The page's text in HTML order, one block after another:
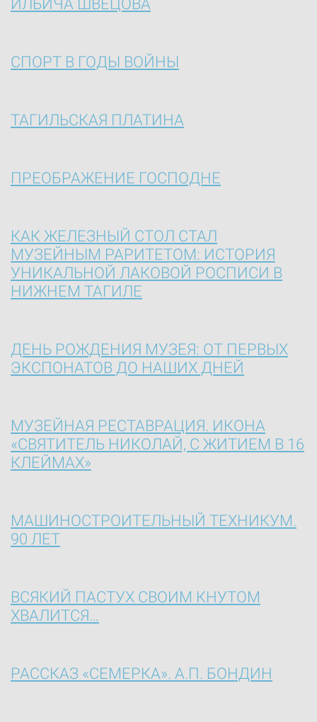
ИЛЬИЧА ШВЕЦОВА
СПОРТ В ГОДЫ ВОЙНЫ
ТАГИЛЬСКАЯ ПЛАТИНА
ПРЕОБРАЖЕНИЕ ГОСПОДНЕ
КАК ЖЕЛЕЗНЫЙ СТОЛ СТАЛ
МУЗЕЙНЫМ РАРИТЕТОМ: ИСТОРИЯ
УНИКАЛЬНОЙ ЛАКОВОЙ РОСПИСИ В
НИЖНЕМ ТАГИЛЕ
ДЕНЬ РОЖДЕНИЯ МУЗЕЯ: ОТ ПЕРВЫХ
ЭКСПОНАТОВ ДО НАШИХ ДНЕЙ
МУЗЕЙНАЯ РЕСТАВРАЦИЯ. ИКОНА
«СВЯТИТЕЛЬ НИКОЛАЙ, С ЖИТИЕМ В 16
КЛЕЙМАХ»
МАШИНОСТРОИТЕЛЬНЫЙ ТЕХНИКУМ.
90 ЛЕТ
ВСЯКИЙ ПАСТУХ СВОИМ КНУТОМ
ХВАЛИТСЯ…
РАССКАЗ «СЕМЕРКА». А.П. БОНДИН